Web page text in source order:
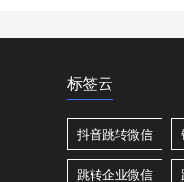
标签云
抖音跳转微信
跳转企业微信